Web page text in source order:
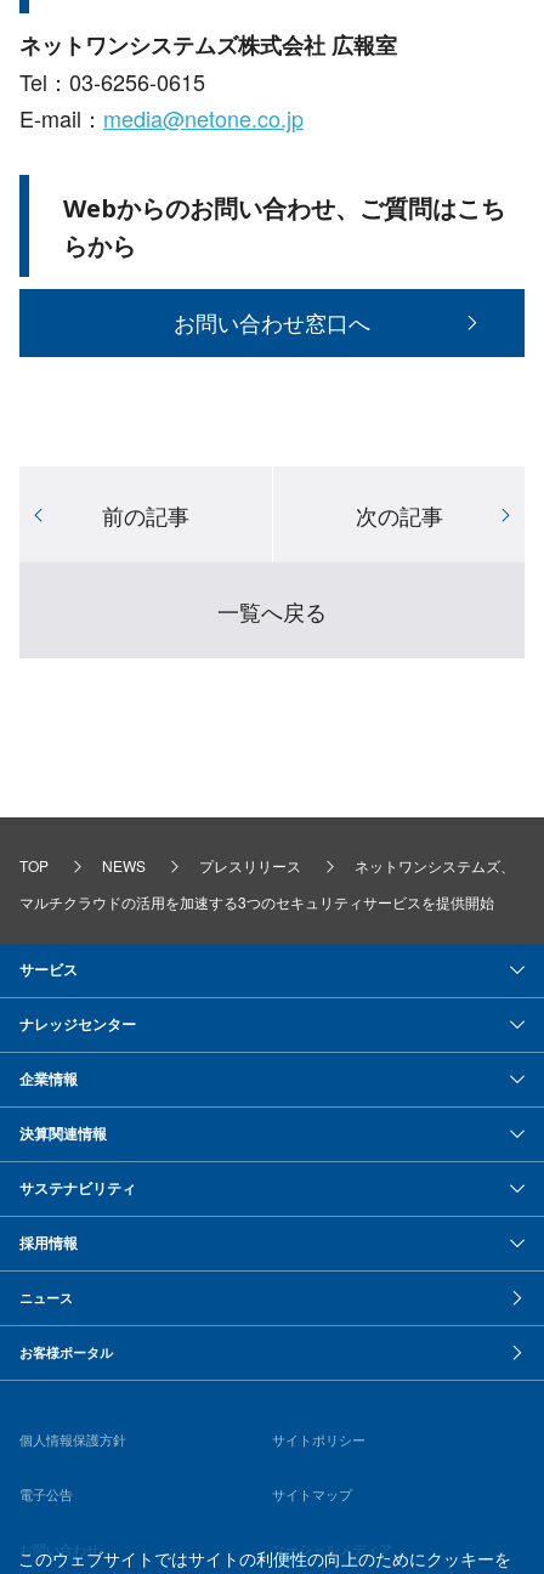
このウェブサイトではサイトの利便性の向上のためにクッキーを
ネットワンシステムズ株式会社 広報室
Tel：03-6256-0615
E-mail： media@netone.co.jp
Webからのお問い合わせ、ご質問はこち
らから
お問い合わせ窓口へ
前の記事 次の記事
一覧へ戻る
TOP NEWS プレスリリース
ネットワンシステムズ、
マルチクラウドの活用を加速する3つのセキュリティサービスを提供開始
サービス
ナレッジセンター
企業情報
決算関連情報
サステナビリティ
採用情報
ニュース
お客様ポータル
個人情報保護方針 サイトポリシー
電子公告 サイトマップ
お問い合わせ ソーシャルメディア